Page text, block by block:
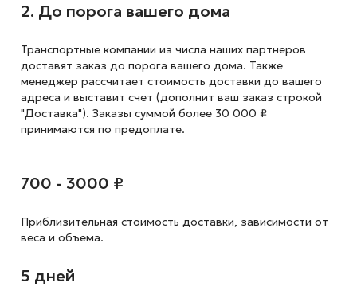
2. До порога вашего дома
Транспортные компании из числа наших партнеров
доставят заказ до порога вашего дома. Также
менеджер рассчитает стоимость доставки до вашего
адреса и выставит счет (дополнит ваш заказ строкой
"Доставка"). Заказы суммой более 30 000 ₽
принимаются по предоплате.
700 - 3000 ₽
Приблизительная стоимость доставки, зависимости от
веса и объема.
5 дней